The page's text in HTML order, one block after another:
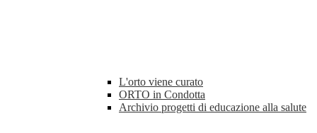
L'orto viene curato
ORTO in Condotta
Archivio progetti di educazione alla salute